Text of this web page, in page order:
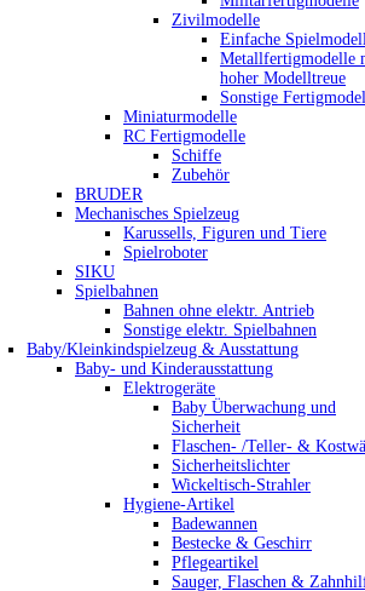
Zivilmodelle
Einfache
Metallfertigmodelle
hoher Modelltreue
Sonstige
Miniaturmodelle
RC Fertigmodelle
Schiffe
Zubehör
BRUDER
Mechanisches Spielzeug
Karussells, Figuren und Tiere
Spielroboter
SIKU
Spielbahnen
Bahnen ohne elektr. Antrieb
Sonstige elektr. Spielbahnen
Baby/Kleinkindspielzeug & Ausstattung
Baby- und Kinderausstattung
Elektrogeräte
Baby Überwachung und
Sicherheit
Flaschen- /Teller- &
Sicherheitslichter
Wickeltisch-Strahler
Hygiene-Artikel
Badewannen
Bestecke & Geschirr
Pflegeartikel
Sauger, Flaschen &